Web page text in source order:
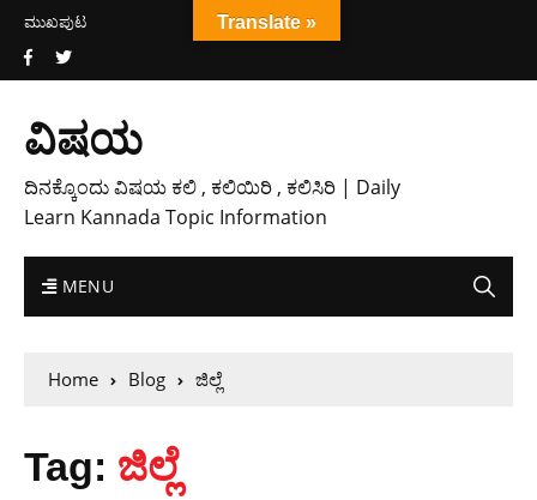
ಮುಖಪುಟ
ವಿಷಯ
ದಿನಕ್ಕೊಂದು ವಿಷಯ ಕಲಿ , ಕಲಿಯಿರಿ , ಕಲಿಸಿರಿ | Daily
Learn Kannada Topic Information
MENU
Home Blog ಜಿಲ್ಲೆ
Tag: ಜಿಲ್ಲೆ
Translate »